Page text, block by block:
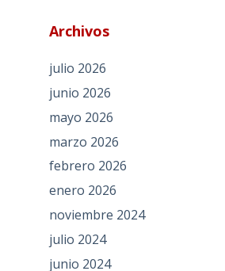
Archivos
julio 2026
junio 2026
mayo 2026
marzo 2026
febrero 2026
enero 2026
noviembre 2024
julio 2024
junio 2024